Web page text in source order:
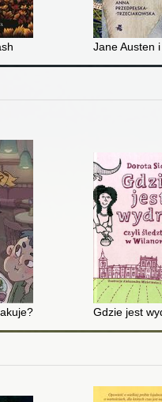
Jane Austen
Gdzie jest